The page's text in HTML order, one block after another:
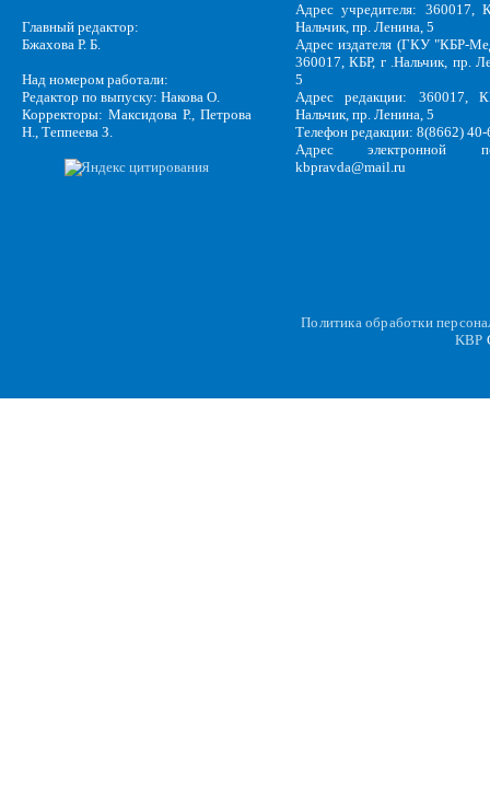
Главный редактор:
Бжахова Р. Б.
Над номером работали:
Редактор по выпуску: Накова О.
Корректоры: Максидова Р., Петрова
Н., Теппеева З.
Адрес учредителя: 360017,
Нальчик, пр. Ленина, 5
Адрес издателя (ГКУ "КБР-
360017, КБР, г .Нальчик, пр.
5
Адрес редакции: 360017,
Нальчик, пр. Ленина, 5
Телефон редакции: 8(8662)
Адрес электронной
kbpravda@mail.ru
Политика обработки
KBP